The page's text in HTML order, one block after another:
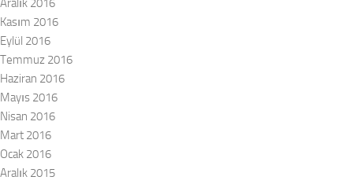
Aralık 2016
Kasım 2016
Eylül 2016
Temmuz 2016
Haziran 2016
Mayıs 2016
Nisan 2016
Mart 2016
Ocak 2016
Aralık 2015